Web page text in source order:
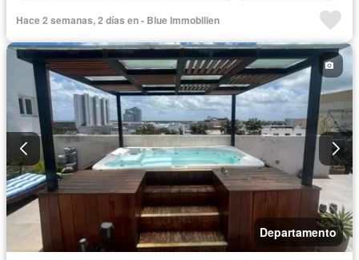
Cocina equipada
Zona infantil
Sala polivalente
Internet
Aire acondicionado
Circuito cerrado de televisión
Electricidad
Agua Cuarto de Limpieza
Gas natural
Asador
Zonas verdes
Vista panorámica
Recámara con closet
Caseta de vigilancia
Wifi
Conserje
Permite mascotas Completamente amueblado
Hace 2 semanas, 2 días en - Blue Immobilien
Departamento